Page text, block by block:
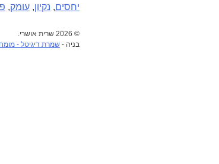
יחסים, נקיון,עומק,
© 2026 שרית אושרי.
בניה -שמרת דיגיטל -